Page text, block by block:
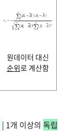
원데이터 대신
순위로 계산함
| 1개 이상의 독립